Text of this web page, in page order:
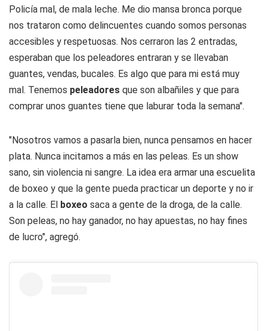
Policía mal, de mala leche. Me dio mansa bronca porque
nos trataron como delincuentes cuando somos personas
accesibles y respetuosas. Nos cerraron las 2 entradas,
esperaban que los peleadores entraran y se llevaban
guantes, vendas, bucales. Es algo que para mi está muy
mal. Tenemos peleadores que son albañiles y que para
comprar unos guantes tiene que laburar toda la semana".
"Nosotros vamos a pasarla bien, nunca pensamos en hacer
plata. Nunca incitamos a más en las peleas. Es un show
sano, sin violencia ni sangre. La idea era armar una escuelita
de boxeo y que la gente pueda practicar un deporte y no ir
a la calle. El boxeo saca a gente de la droga, de la calle.
Son peleas, no hay ganador, no hay apuestas, no hay fines
de lucro", agregó.